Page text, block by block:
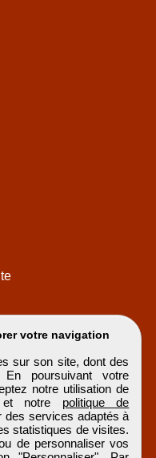
votre navigation
sur son site, dont des
En poursuivant votre
notre utilisation de
notre politique de
services adaptés à
statistiques de visites.
de personnaliser vos